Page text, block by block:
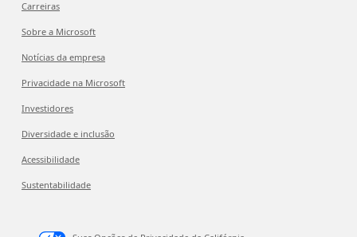
Carreiras
Sobre a Microsoft
Notícias da empresa
Privacidade na Microsoft
Investidores
Diversidade e inclusão
Acessibilidade
Sustentabilidade